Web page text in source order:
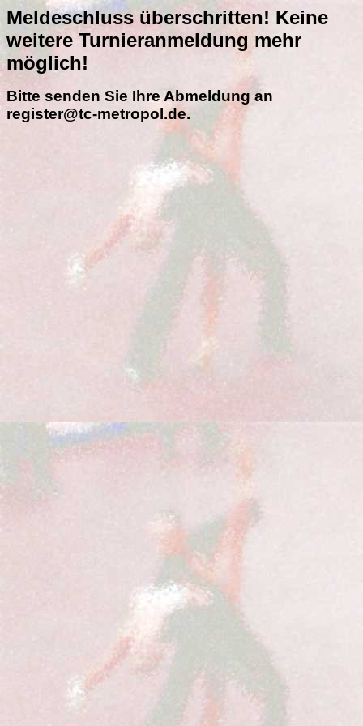
Meldeschluss überschritten! Keine
weitere Turnieranmeldung mehr
möglich!
Bitte senden Sie Ihre Abmeldung an
register@tc-metropol.de.